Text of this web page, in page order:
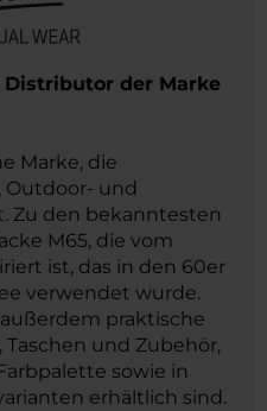
Distributor der Marke
Marke, die
Outdoor- und
Zu den bekanntesten
M65, die vom
ist, das in den 60er
verwendet wurde.
praktische
Taschen und Zubehör,
sowie in
erhältlich sind.